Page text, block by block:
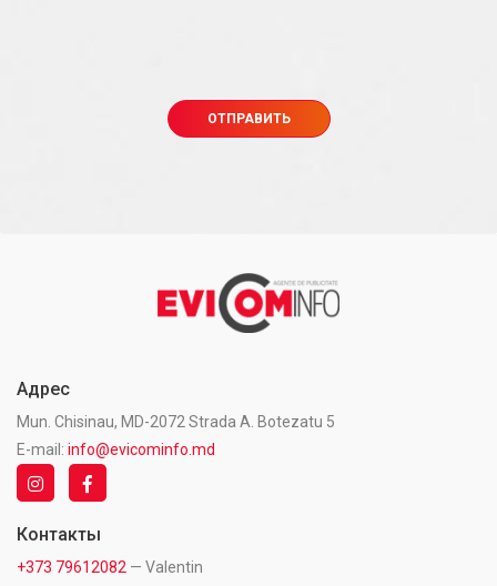
Адрес
Mun. Chisinau, MD-2072 Strada A. Botezatu 5
E-mail: info@evicominfo.md
Контакты
+373 79612082 — Valentin